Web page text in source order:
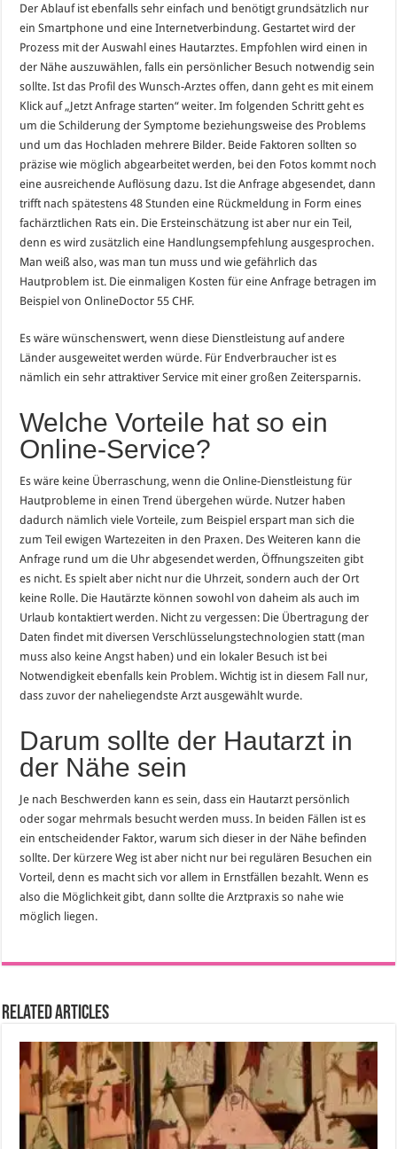
Der Ablauf ist ebenfalls sehr einfach und benötigt grundsätzlich nur
ein Smartphone und eine Internetverbindung. Gestartet wird der
Prozess mit der Auswahl eines Hautarztes. Empfohlen wird einen in
der Nähe auszuwählen, falls ein persönlicher Besuch notwendig sein
sollte. Ist das Profil des Wunsch-Arztes offen, dann geht es mit einem
Klick auf „Jetzt Anfrage starten“ weiter. Im folgenden Schritt geht es
um die Schilderung der Symptome beziehungsweise des Problems
und um das Hochladen mehrere Bilder. Beide Faktoren sollten so
präzise wie möglich abgearbeitet werden, bei den Fotos kommt noch
eine ausreichende Auflösung dazu. Ist die Anfrage abgesendet, dann
trifft nach spätestens 48 Stunden eine Rückmeldung in Form eines
fachärztlichen Rats ein. Die Ersteinschätzung ist aber nur ein Teil,
denn es wird zusätzlich eine Handlungsempfehlung ausgesprochen.
Man weiß also, was man tun muss und wie gefährlich das
Hautproblem ist. Die einmaligen Kosten für eine Anfrage betragen im
Beispiel von OnlineDoctor 55 CHF.
Es wäre wünschenswert, wenn diese Dienstleistung auf andere
Länder ausgeweitet werden würde. Für Endverbraucher ist es
nämlich ein sehr attraktiver Service mit einer großen Zeitersparnis.
Welche Vorteile hat so ein
Online-Service?
Es wäre keine Überraschung, wenn die Online-Dienstleistung für
Hautprobleme in einen Trend übergehen würde. Nutzer haben
dadurch nämlich viele Vorteile, zum Beispiel erspart man sich die
zum Teil ewigen Wartezeiten in den Praxen. Des Weiteren kann die
Anfrage rund um die Uhr abgesendet werden, Öffnungszeiten gibt
es nicht. Es spielt aber nicht nur die Uhrzeit, sondern auch der Ort
keine Rolle. Die Hautärzte können sowohl von daheim als auch im
Urlaub kontaktiert werden. Nicht zu vergessen: Die Übertragung der
Daten findet mit diversen Verschlüsselungstechnologien statt (man
muss also keine Angst haben) und ein lokaler Besuch ist bei
Notwendigkeit ebenfalls kein Problem. Wichtig ist in diesem Fall nur,
dass zuvor der naheliegendste Arzt ausgewählt wurde.
Darum sollte der Hautarzt in
der Nähe sein
Je nach Beschwerden kann es sein, dass ein Hautarzt persönlich
oder sogar mehrmals besucht werden muss. In beiden Fällen ist es
ein entscheidender Faktor, warum sich dieser in der Nähe befinden
sollte. Der kürzere Weg ist aber nicht nur bei regulären Besuchen ein
Vorteil, denn es macht sich vor allem in Ernstfällen bezahlt. Wenn es
also die Möglichkeit gibt, dann sollte die Arztpraxis so nahe wie
möglich liegen.
Related Articles